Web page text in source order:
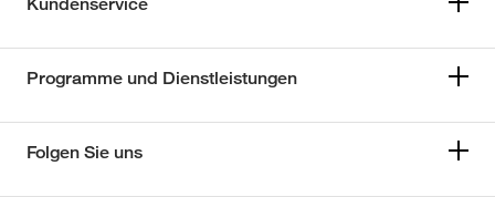
Programme und Dienstleistungen
Folgen Sie uns